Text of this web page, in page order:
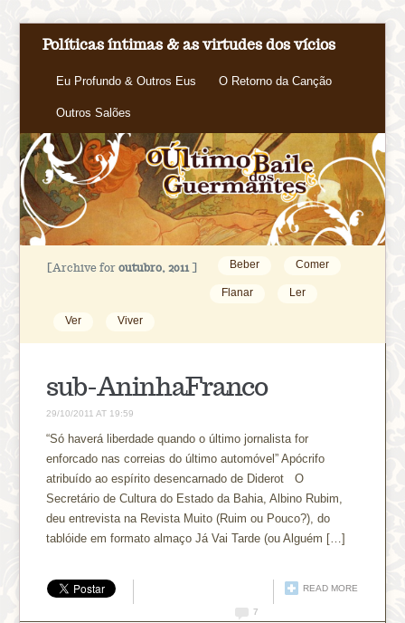
Políticas íntimas & as virtudes dos vícios
Eu Profundo & Outros Eus O Retorno da Canção
Outros Salões
[Archive foroutubro, 2011 ] Beber Comer
Flanar Ler
Ver Viver
sub-AninhaFranco
29/10/2011 AT 19:59
“Só haverá liberdade quando o último jornalista for
enforcado nas correias do último automóvel” Apócrifo
atribuído ao espírito desencarnado de Diderot O
Secretário de Cultura do Estado da Bahia, Albino Rubim,
deu entrevista na Revista Muito (Ruim ou Pouco?), do
tablóide em formato almaço Já Vai Tarde (ou Alguém […]
READ MORE
7